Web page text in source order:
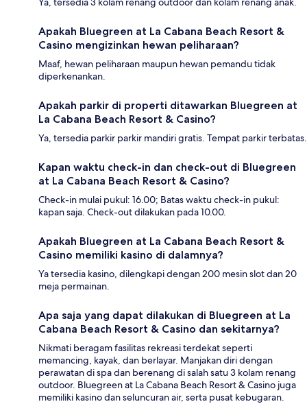
Apakah Bluegreen at La Cabana Beach Resort &
Casino mengizinkan hewan peliharaan?
Maaf, hewan peliharaan maupun hewan pemandu tidak
diperkenankan.
Apakah parkir di properti ditawarkan Bluegreen at
La Cabana Beach Resort & Casino?
Ya, tersedia parkir parkir mandiri gratis. Tempat parkir terbatas.
Kapan waktu check-in dan check-out di Bluegreen
at La Cabana Beach Resort & Casino?
Check-in mulai pukul: 16.00; Batas waktu check-in pukul:
kapan saja. Check-out dilakukan pada 10.00.
Apakah Bluegreen at La Cabana Beach Resort &
Casino memiliki kasino di dalamnya?
Ya tersedia kasino, dilengkapi dengan 200 mesin slot dan 20
meja permainan.
Apa saja yang dapat dilakukan di Bluegreen at La
Cabana Beach Resort & Casino dan sekitarnya?
Nikmati beragam fasilitas rekreasi terdekat seperti
memancing, kayak, dan berlayar. Manjakan diri dengan
perawatan di spa dan berenang di salah satu 3 kolam renang
outdoor. Bluegreen at La Cabana Beach Resort & Casino juga
memiliki kasino dan seluncuran air, serta pusat kebugaran.